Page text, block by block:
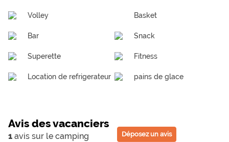
Volley Basket
Bar Snack
Superette Fitness
Location de refrigerateur pains de glace
Avis des vacanciers
1 avis sur le camping Déposez un avis